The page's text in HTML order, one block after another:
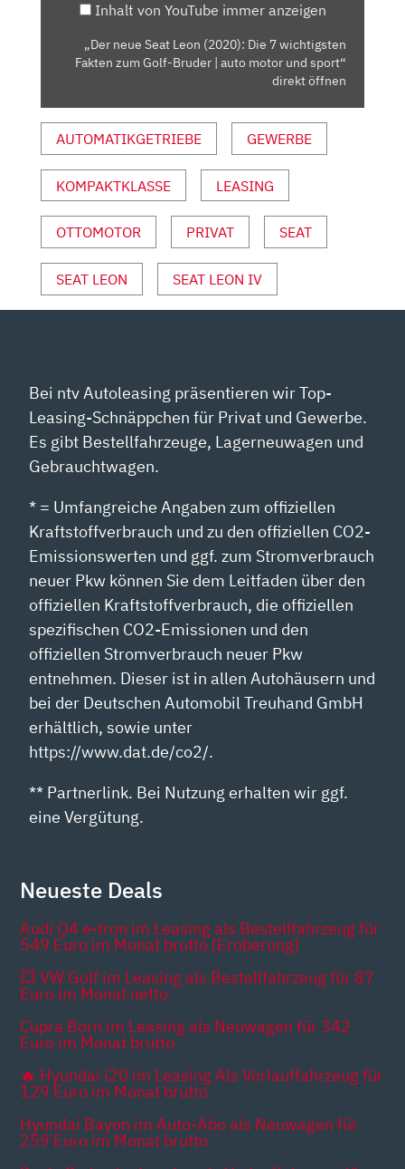
WICHTIGSTEN
FAKTEN
|
AUTO
MOTOR
UND
VON
YOUTUBE
ANZEIGEN
Inhalt von YouTube immer anzeigen
„Der neue Seat Leon (2020): Die 7 wichtigsten
Fakten zum Golf-Bruder | auto motor und sport“
direkt öffnen
AUTOMATIKGETRIEBE GEWERBE
KOMPAKTKLASSE LEASING
OTTOMOTOR PRIVAT SEAT
SEAT LEON SEAT LEON IV
Bei ntv Autoleasing präsentieren wir Top-
Leasing-Schnäppchen für Privat und Gewerbe.
Es gibt Bestellfahrzeuge, Lagerneuwagen und
Gebrauchtwagen.
* = Umfangreiche Angaben zum offiziellen
Kraftstoffverbrauch und zu den offiziellen CO2-
Emissionswerten und ggf. zum Stromverbrauch
neuer Pkw können Sie dem Leitfaden über den
offiziellen Kraftstoffverbrauch, die offiziellen
spezifischen CO2-Emissionen und den
offiziellen Stromverbrauch neuer Pkw
entnehmen. Dieser ist in allen Autohäusern und
bei der Deutschen Automobil Treuhand GmbH
erhältlich, sowie unter
https://www.dat.de/co2/.
** Partnerlink. Bei Nutzung erhalten wir ggf.
eine Vergütung.
Neueste Deals
Audi Q4 e-tron im Leasing als Bestellfahrzeug für
549 Euro im Monat brutto [Eroberung]
💥 VW Golf im Leasing als Bestellfahrzeug für 87
Euro im Monat netto
Cupra Born im Leasing als Neuwagen für 342
Euro im Monat brutto
🔥 Hyundai i20 im Leasing Als Vorlauffahrzeug für
129 Euro im Monat brutto
Hyundai Bayon im Auto-Abo als Neuwagen für
259 Euro im Monat brutto